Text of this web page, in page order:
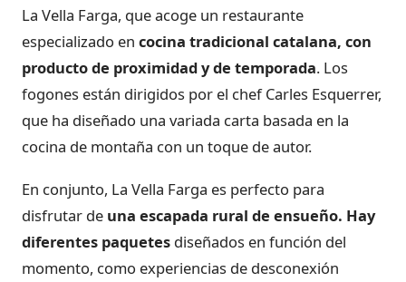
La Vella Farga, que acoge un restaurante
especializado en cocina tradicional catalana, con
producto de proximidad y de temporada. Los
fogones están dirigidos por el chef Carles Esquerrer,
que ha diseñado una variada carta basada en la
cocina de montaña con un toque de autor.
En conjunto, La Vella Farga es perfecto para
disfrutar de una escapada rural de ensueño. Hay
diferentes paquetes diseñados en función del
momento, como experiencias de desconexión